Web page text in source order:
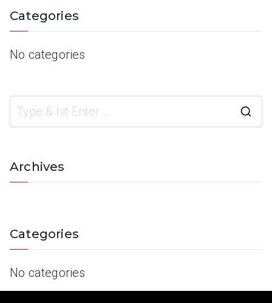
Categories
No categories
Archives
Categories
No categories